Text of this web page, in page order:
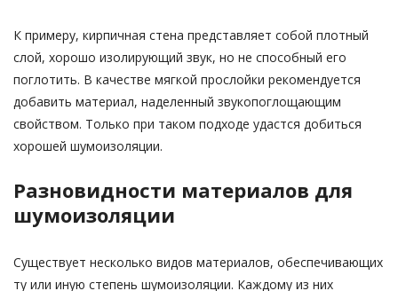
К примеру, кирпичная стена представляет собой плотный
слой, хорошо изолирующий звук, но не способный его
поглотить. В качестве мягкой прослойки рекомендуется
добавить материал, наделенный звукопоглощающим
свойством. Только при таком подходе удастся добиться
хорошей шумоизоляции.
Разновидности материалов для
шумоизоляции
Существует несколько видов материалов, обеспечивающих
ту или иную степень шумоизоляции. Каждому из них